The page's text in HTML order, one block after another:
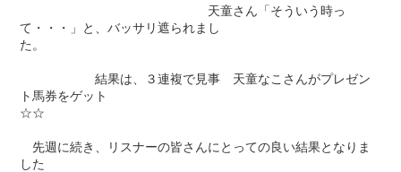
天童さん「そういう時っ
て・・・」と、バッサリ遮られまし
た。
結果は、３連複で見事 天童なこさんがプレゼン
ト馬券をゲット
☆☆
先週に続き、リスナーの皆さんにとっての良い結果となりま
した